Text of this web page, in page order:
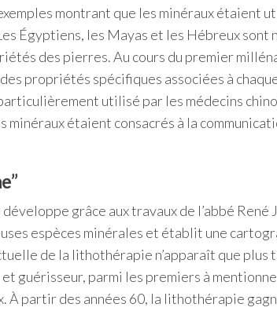
montrant que les minéraux étaient
Égyptiens, les Mayas et les Hébreux sont
des pierres. Au cours du premier
propriétés spécifiques associées à
utilisé par les médecins
minéraux étaient consacrés à la
grâce aux travaux de l’abbé René
espèces minérales et établit une
de la lithothérapie n’apparaît que plus
guérisseur, parmi les premiers à
À partir des années 60, la lithothérapie